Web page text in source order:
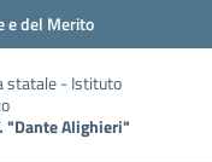
e del Merito
statale - Istituto
"Dante Alighieri"